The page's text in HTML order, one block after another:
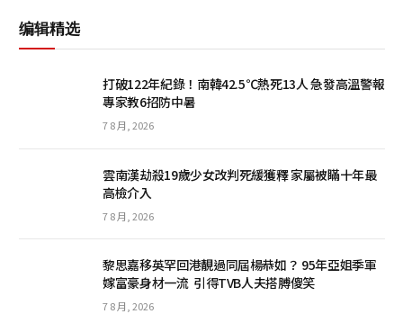
编辑精选
打破122年紀錄！南韓42.5℃熱死13人 急發高溫警報
專家教6招防中暑
7 8 月, 2026
雲南漢劫殺19歲少女改判死緩獲釋 家屬被瞞十年最
高檢介入
7 8 月, 2026
黎思嘉移英罕回港靚過同屆楊恭如？ 95年亞姐季軍
嫁富豪身材一流 引得TVB人夫搭膊傻笑
7 8 月, 2026